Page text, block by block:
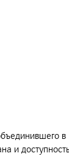
в
и